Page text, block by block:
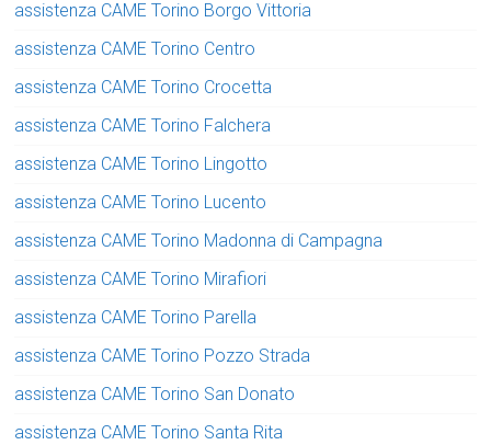
assistenza CAME Torino Borgo Vittoria
assistenza CAME Torino Centro
assistenza CAME Torino Crocetta
assistenza CAME Torino Falchera
assistenza CAME Torino Lingotto
assistenza CAME Torino Lucento
assistenza CAME Torino Madonna di Campagna
assistenza CAME Torino Mirafiori
assistenza CAME Torino Parella
assistenza CAME Torino Pozzo Strada
assistenza CAME Torino San Donato
assistenza CAME Torino Santa Rita